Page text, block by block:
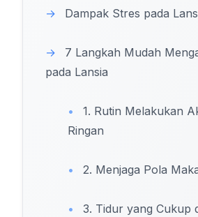
→ Dampak Stres pada
→
7 Langkah Mudah
pada Lansia
•
1. Rutin Melakukan
Ringan
• 2. Menjaga Pola
•
3. Tidur yang Cukup